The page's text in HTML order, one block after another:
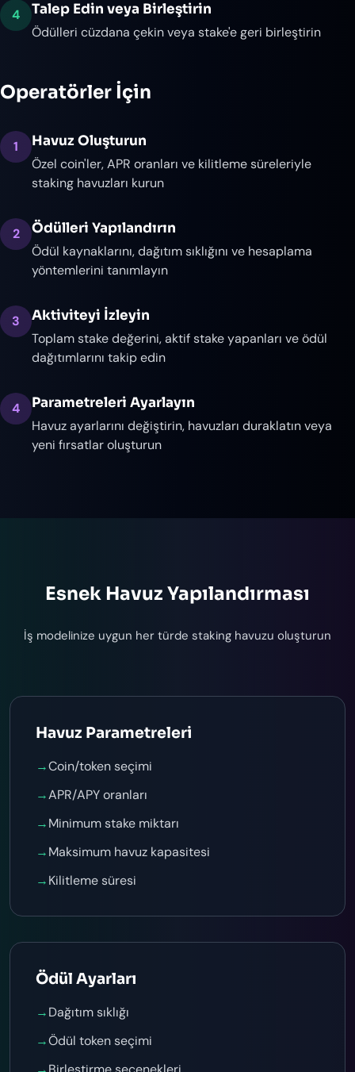
4
Talep Edin veya Birleştirin
Ödülleri cüzdana çekin veya stake'e geri birleştirin
Operatörler İçin
1
Havuz Oluşturun
Özel coin'ler, APR oranları ve kilitleme süreleriyle
staking havuzları kurun
2
Ödülleri Yapılandırın
Ödül kaynaklarını, dağıtım sıklığını ve hesaplama
yöntemlerini tanımlayın
3
Aktiviteyi İzleyin
Toplam stake değerini, aktif stake yapanları ve ödül
dağıtımlarını takip edin
4
Parametreleri Ayarlayın
Havuz ayarlarını değiştirin, havuzları duraklatın veya
yeni fırsatlar oluşturun
Esnek Havuz Yapılandırması
İş modelinize uygun her türde staking havuzu oluşturun
Havuz Parametreleri
→Coin/token seçimi
→APR/APY oranları
→Minimum stake miktarı
→Maksimum havuz kapasitesi
→Kilitleme süresi
Ödül Ayarları
→Dağıtım sıklığı
→Ödül token seçimi